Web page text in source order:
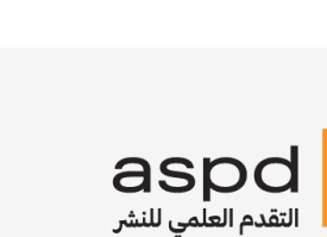
قدرتها على قيادة ثورة الطب الرقمي في
استخدامات أوسع للروبوتات الطبية،
فائقة السرعة في خدمة الإنسان؛
في كل تطور علمي وتقني.